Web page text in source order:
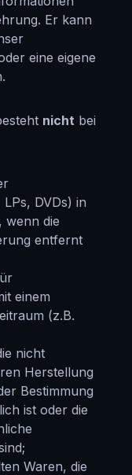
Er kann
eine eigene
nicht bei
DVDs) in
wenn die
entfernt
einem
(z.B.
nicht
Herstellung
Bestimmung
ist oder die
Waren, die